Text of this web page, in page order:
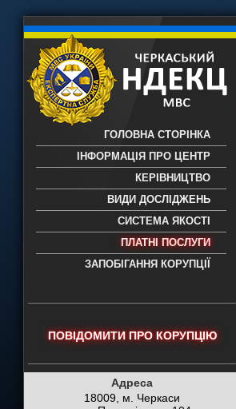
науково-дослідний експертно-
- проведення всих видів судових
експертиз
ГОЛОВНА СТОРІНКА
ІНФОРМАЦІЯ ПРО ЦЕНТР
КЕРІВНИЦТВО
ВИДИ ДОСЛІДЖЕНЬ
СИСТЕМА ЯКОСТІ
ПЛАТНІ ПОСЛУГИ
ЗАПОБІГАННЯ КОРУПЦІЇ
ПОВІДОМИТИ ПРО КОРУПЦІЮ
Адреса
18009, м. Черкаси